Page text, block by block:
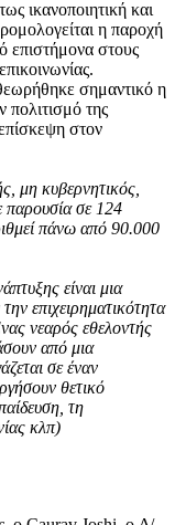
ικανοποιητική και
η παροχή
επιστήμονα στους
σημαντικό η
πολιτισμό της
στον
μη κυβερνητικός,
παρουσία σε 124
πάνω από 90.000
είναι μια
επιχειρηματικότητα
νεαρός εθελοντής
από μια
σε έναν
θετικό
τη
κλπ)